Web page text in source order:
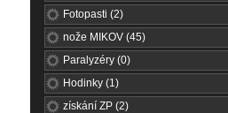
Fotopasti (2)
nože MIKOV (45)
Paralyzéry (0)
Hodinky (1)
získání ZP (2)